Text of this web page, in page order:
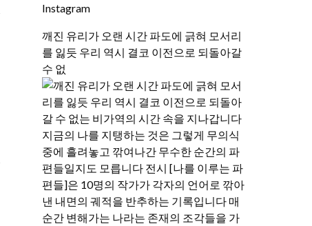
Instagram
깨진 유리가 오랜 시간 파도에 긁혀 모서리
를 잃듯 우리 역시 결코 이전으로 되돌아갈
수 없